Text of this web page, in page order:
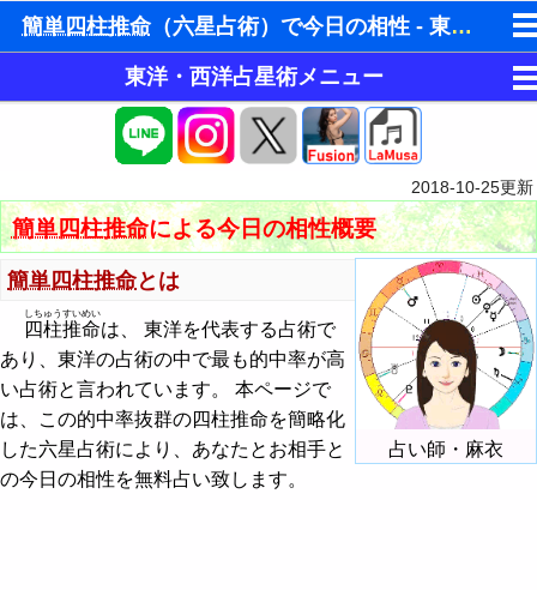
簡単四柱推命（六星占術）で今日の相性 - 東洋占星術
ゆめの夢占い
人気の夢占い
手相占いで未来診断
タロットカードで無料占い
命名の姓名判断
飛星派風水で住宅開運
男と女の心理学と心理テスト
東洋・西洋占星術メニュー
今週の運勢
今日の運勢
相性占い
恋愛占い
今月の運勢
今週の運勢
今日の運勢
本質診断
性格診断
近未来の運勢
洋占星術
簡単四柱推命（六星占術）で今月の運勢
簡単四柱推命（六星占術）で今週の運勢
簡単四柱推命（六星占術）で今日の運勢
簡単四柱推命（六星占術）で性格診断
簡単四柱推命（六星占術）で今月の相性
ワーストーン
恋愛運・結婚運アップ
金運・財運アップ
仕事運・学問運アップ
健康運・生命力アップ
い掲示板
占い掲示板の使用ルール
占い掲示板の投稿・編集
勢メール配信登録
いエンジン
今日の運勢 - ホロスコープ占星術
2018-10-25更新
簡単四柱推命による今日の相性概要
占い師・麻衣
簡単四柱推命とは
四柱推命
しちゅうすいめい
は、 東洋を代表する占術で
あり、東洋の占術の中で最も的中率が高
い占術と言われています。 本ページで
は、この的中率抜群の四柱推命を簡略化
した六星占術により、あなたとお相手と
の今日の相性を無料占い致します。